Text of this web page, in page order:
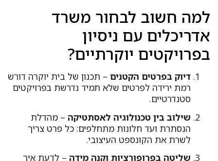
חשוב לבחור משרד
עם ניסיון
יוקרתיים?
דיוק בפרטים הקטנים– תכנון של בית יוקרה דורש
רמת ירידה לפרטים שלא תמיד נדרשת בפרויקטים
סטנדרטיים.
שילוב בין טכנולוגיה לאסתטיקה– מהדלת
הנסתרת ועד חלונות מתחלפים: כל פרט צריך
לשרת את הקונספט העיצובי.
שליטה בפרופורציות וקנה מידה– לדעת איך